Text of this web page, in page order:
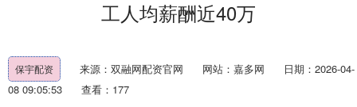
工人均薪酬近40万
保宇配资 来源：双融网配资官网 网站：嘉多网
日期：2026-04-
08 09:05:53
查看：177